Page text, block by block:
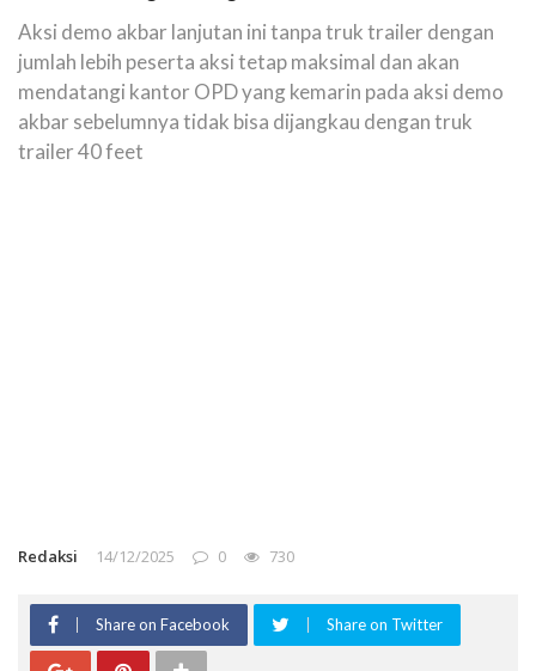
Aksi demo akbar lanjutan ini tanpa truk trailer dengan
jumlah lebih peserta aksi tetap maksimal dan akan
mendatangi kantor OPD yang kemarin pada aksi demo
akbar sebelumnya tidak bisa dijangkau dengan truk
trailer 40 feet
Redaksi 14/12/2025 0 730
Share on Facebook Share on Twitter